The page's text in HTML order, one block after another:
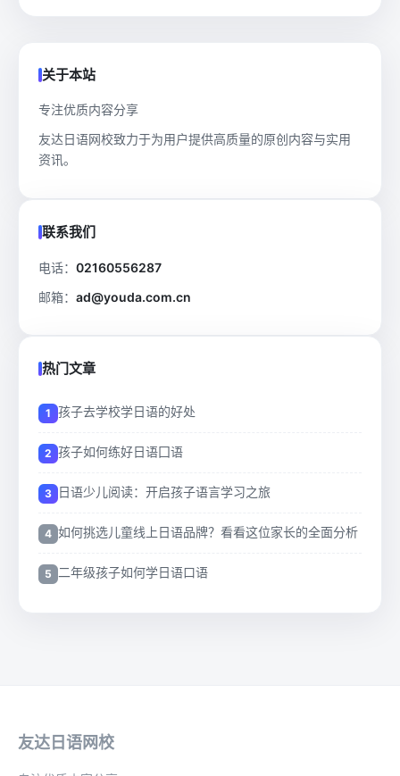
关于本站
专注优质内容分享
友达日语网校致力于为用户提供高质量的原创内容与实用
资讯。
联系我们
电话： 02160556287
邮箱： ad@youda.com.cn
热门文章
孩子去学校学日语的好处
孩子如何练好日语囗语
日语少儿阅读：开启孩子语言学习之旅
如何挑选儿童线上日语品牌？看看这位家长的全面分析
二年级孩子如何学日语口语
友达日语网校